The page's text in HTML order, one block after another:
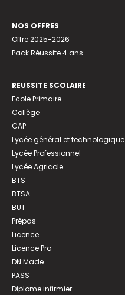
NOS OFFRES
Offre 2025-2026
Pack Réussite 4 ans
REUSSITE SCOLAIRE
Ecole Primaire
Collège
CAP
Lycée général et technologique
Lycée Professionnel
Lycée Agricole
BTS
BTSA
BUT
Prépas
Licence
Licence Pro
DN Made
PASS
Diplome infirmier